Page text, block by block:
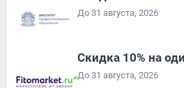
До 31 августа, 2026
Скидка 10% на
До 31 августа, 2026